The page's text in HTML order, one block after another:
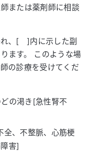
または薬剤師に相談
れ、[ ]内に示した副
ます。 このような場
の診療を受けてくだ
の渇き[急性腎不
全、不整脈、心筋梗
害]